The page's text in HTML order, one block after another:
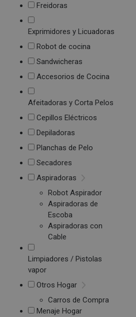
Freidoras
Exprimidores y Licuadoras
Robot de cocina
Sandwicheras
Accesorios de Cocina
Afeitadoras y Corta Pelos
Cepillos Eléctricos
Depiladoras
Planchas de Pelo
Secadores
Aspiradoras
Robot Aspirador
Aspiradoras de
Escoba
Aspiradoras con
Cable
Limpiadores / Pistolas
vapor
Otros Hogar
Carros de Compra
Menaje Hogar